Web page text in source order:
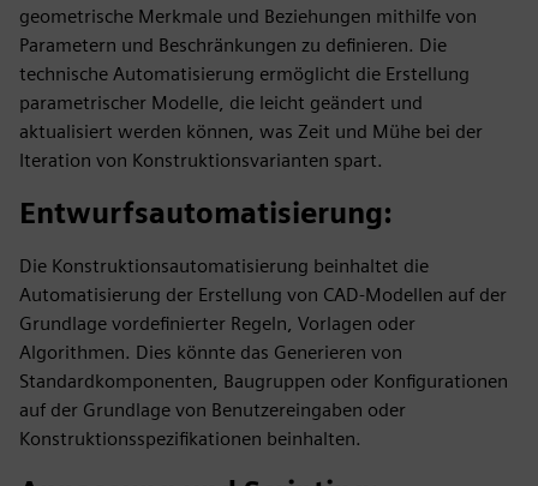
geometrische Merkmale und Beziehungen mithilfe von
Parametern und Beschränkungen zu definieren. Die
technische Automatisierung ermöglicht die Erstellung
parametrischer Modelle, die leicht geändert und
aktualisiert werden können, was Zeit und Mühe bei der
Iteration von Konstruktionsvarianten spart.
Entwurfsautomatisierung:
Die Konstruktionsautomatisierung beinhaltet die
Automatisierung der Erstellung von CAD-Modellen auf der
Grundlage vordefinierter Regeln, Vorlagen oder
Algorithmen. Dies könnte das Generieren von
Standardkomponenten, Baugruppen oder Konfigurationen
auf der Grundlage von Benutzereingaben oder
Konstruktionsspezifikationen beinhalten.